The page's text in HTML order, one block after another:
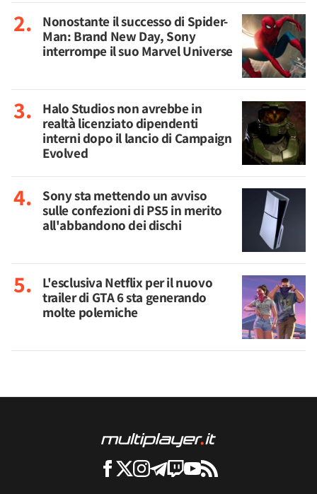
Nonostante il successo di Spider-
Man: Brand New Day, Sony
interrompe il suo Marvel Universe
Halo Studios non avrebbe in
realtà licenziato dipendenti
interni dopo il lancio di Campaign
Evolved
Sony sta mettendo un avviso
sulle confezioni di PS5 in merito
all'abbandono dei dischi
L'esclusiva Netflix per il nuovo
trailer di GTA 6 sta generando
molte polemiche